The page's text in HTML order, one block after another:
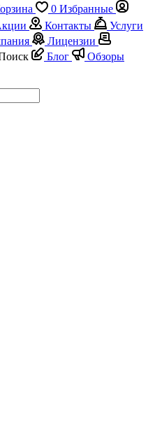
0 Избранные
Контакты
Услуги
Лицензии
Блог
Обзоры